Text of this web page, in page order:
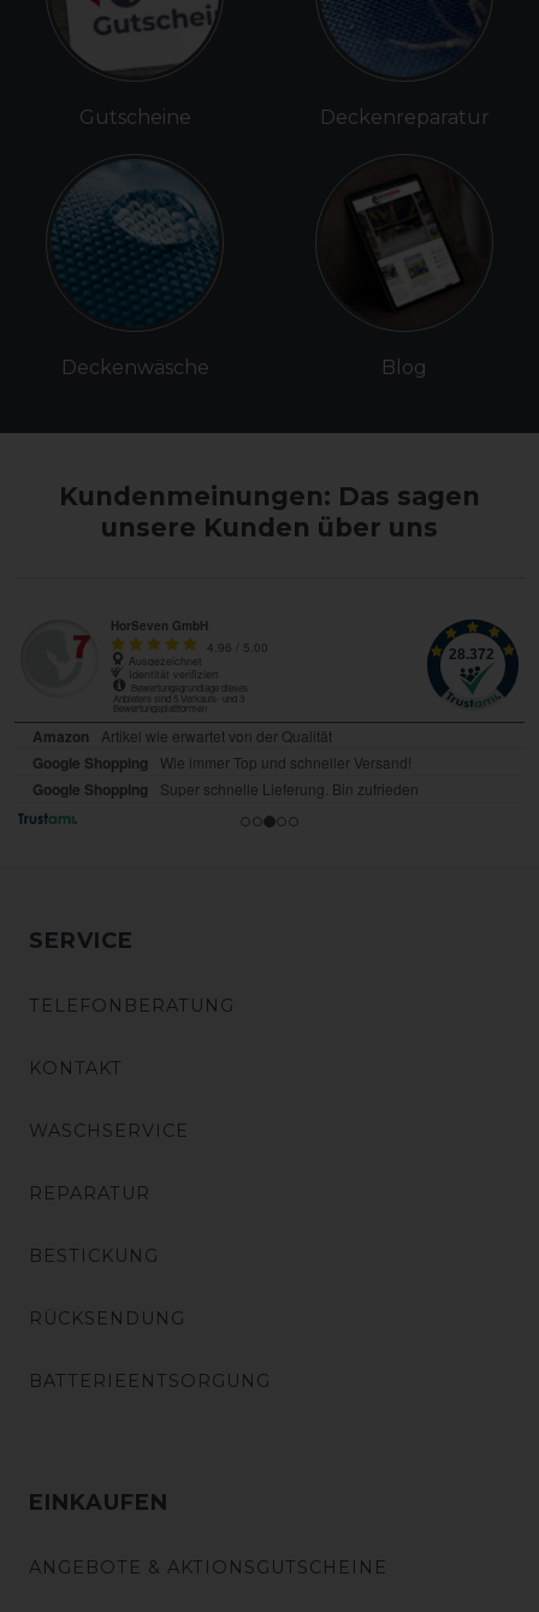
Gutscheine
Deckenwäsche
Deckenreparatur
Blog
Kundenmeinungen: Das sagen
unsere Kunden über uns
SERVICE
TELEFONBERATUNG
KONTAKT
WASCHSERVICE
REPARATUR
BESTICKUNG
RÜCKSENDUNG
BATTERIEENTSORGUNG
EINKAUFEN
ANGEBOTE & AKTIONSGUTSCHEINE